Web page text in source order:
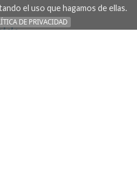
el uso que hagamos de ellas.
DE PRIVACIDAD